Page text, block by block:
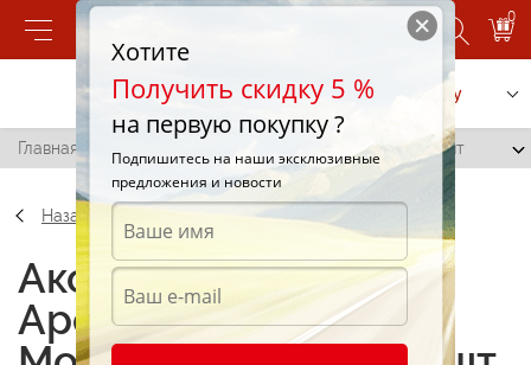
0
Позвонить Заказать услугу
Главная / Ароматизатор Areon Mon XXL (Tutti frutti) 1шт
Назад
Аксессуары
Ароматизатор Areon
Хотите
Получить скидку 5 %
на первую покупку ?
Подпишитесь на наши эксклюзивные
предложения и новости